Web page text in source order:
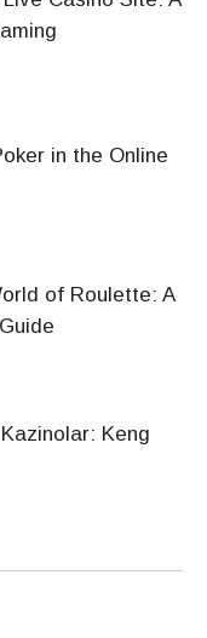
in the Online
of Roulette: A
Keng